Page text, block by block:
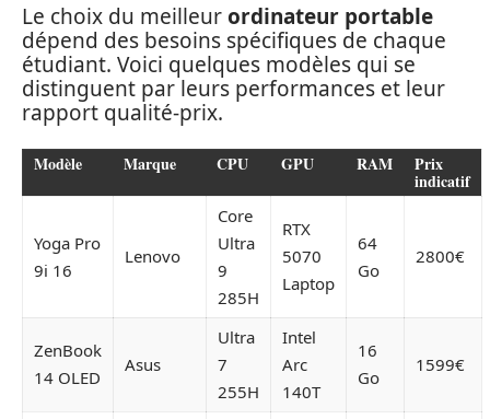
Le choix du meilleurordinateur portable
dépend des besoins spécifiques de chaque
étudiant. Voici quelques modèles qui se
distinguent par leurs performances et leur
rapport qualité-prix.
Modèle Marque CPU GPU RAM Prix
indicatif
Yoga Pro
9i 16
Lenovo
Core
Ultra
9
285H
RTX
5070
Laptop
64
Go
2800€
ZenBook
14 OLED
Asus
Ultra
7
255H
Intel
Arc
140T
16
Go
1599€